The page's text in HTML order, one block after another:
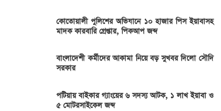
কোতোয়ালী পুলিশের অভিযানে ১০ হাজার পিস ইয়াবাসহ
মাদক কারবারি গ্রেপ্তার, পিকআপ জব্দ
বাংলাদেশী কর্মীদের আকামা নিয়ে বড় সুখবর দিলো সৌদি
সরকার
পটিয়ায় বাইকার গ্যাংয়ের ৬ সদস্য আটক, ১ লাখ ইয়াবা ও
৫ মোটরসাইকেল জব্দ